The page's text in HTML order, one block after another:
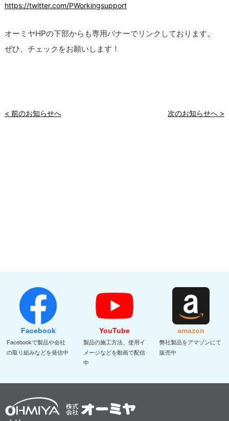
https://twitter.com/PWorkingsupport
オーミヤHPの下部からも専用バナーでリンクしております。
ぜひ、チェックをお願いします！
< 前のお知らせへ 次のお知らせへ >
Facebook
Facebookで製品や会社
の取り組みなどを発信中
YouTube
製品の施工方法、使用イ
メージなどを動画で配信
中
amazon
弊社製品をアマゾンにて
販売中